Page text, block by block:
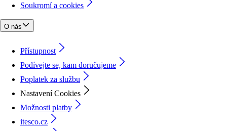
Soukromí a cookies
O nás
Přístupnost
Podívejte se, kam doručujeme
Poplatek za službu
Nastavení Cookies
Možnosti platby
itesco.cz